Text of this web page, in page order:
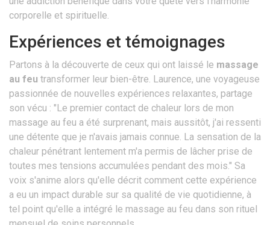
corporelle et spirituelle.
Expériences et témoignages
Partons à la découverte de ceux qui ont laissé le massage
au feu transformer leur bien-être. Laurence, une voyageuse
passionnée de nouvelles expériences relaxantes, partage
son vécu : "Le premier contact de chaleur lors de mon
massage au feu a été surprenant, mais aussitôt, j'ai ressenti
une détente que je n'avais jamais connue. La sensation de la
chaleur pénétrant lentement m'a permis de lâcher prise de
toutes mes tensions accumulées pendant des mois." Sa
voix s'anime alors qu'elle décrit comment cette expérience
a eu un impact durable sur sa qualité de vie quotidienne, à
tel point qu'elle a intégré le massage au feu dans son rituel